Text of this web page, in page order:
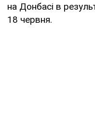
на Донбасі в
18 червня.